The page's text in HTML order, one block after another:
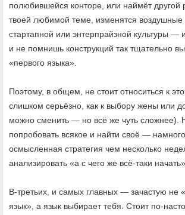
полюбившейся конторе, или наймёт другой
твоей любимой теме, изменятся воздушные
стартапной или энтерпрайзной культуры
и не помнишь конструкций так тщательно
«первого языка».
Поэтому, в общем, не стоит относиться к
слишком серьёзно, как к выбору жены или
можно сменить — но всё же чуть сложнее).
попробовать всякое и найти своё —
осмысленная стратегия чем несколько
анализировать «а с чего же всё-таки начать».
В-третьих, и самых главных — зачастую не
язык», а язык выбирает тебя. Стоит по-